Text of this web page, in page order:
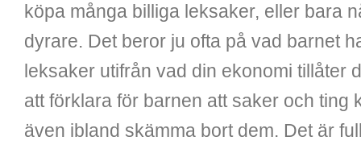
köpa många billiga leksaker, eller bara
dyrare. Det beror ju ofta på vad barnet
leksaker utifrån vad din ekonomi tillåter
att förklara för barnen att saker och ting
även ibland skämma bort dem. Det är